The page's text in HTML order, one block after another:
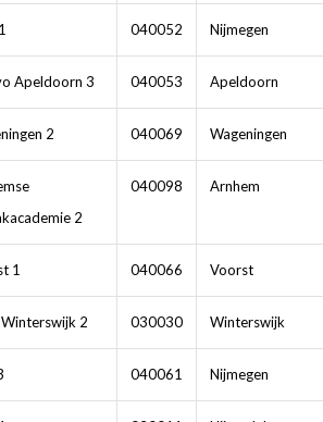
040052 Nijmegen
Apeldoorn 3 040053 Apeldoorn
2 040069 Wageningen
2
040098 Arnhem
1 040066 Voorst
2 030030 Winterswijk
040061 Nijmegen